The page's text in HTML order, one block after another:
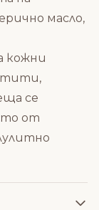
масло,
кожни
се
от